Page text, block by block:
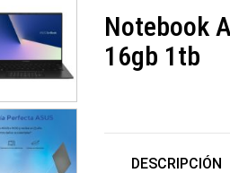
Notebook
16gb 1tb
DESCRIPCIÓN